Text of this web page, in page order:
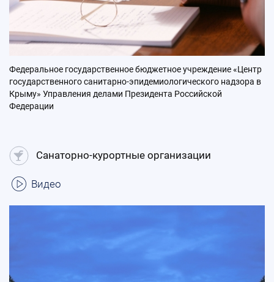
Федеральное государственное бюджетное учреждение «Центр
государственного санитарно-эпидемиологического надзора в
Крыму» Управления делами Президента Российской
Федерации
Санаторно-курортные организации
Видео